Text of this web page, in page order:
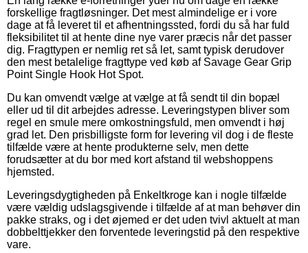
forskellige fragtløsninger. Det mest almindelige er i vore
dage at få leveret til et afhentningssted, fordi du så har fuld
fleksibilitet til at hente dine nye varer præcis når det passer
dig. Fragttypen er nemlig ret så let, samt typisk derudover
den mest betalelige fragttype ved køb af Savage Gear Grip
Point Single Hook Hot Spot.
Du kan omvendt vælge at vælge at få sendt til din bopæl
eller ud til dit arbejdes adresse. Leveringstypen bliver som
regel en smule mere omkostningsfuld, men omvendt i høj
grad let. Den prisbilligste form for levering vil dog i de fleste
tilfælde være at hente produkterne selv, men dette
forudsætter at du bor med kort afstand til webshoppens
hjemsted.
Leveringsdygtigheden på Enkeltkroge kan i nogle tilfælde
være vældig udslagsgivende i tilfælde af at man behøver din
pakke straks, og i det øjemed er det uden tvivl aktuelt at man
dobbelttjekker den forventede leveringstid på den respektive
vare.